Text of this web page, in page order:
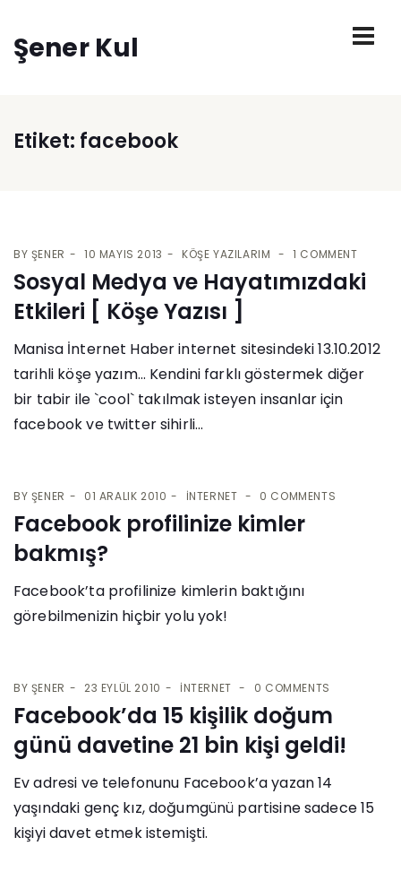
Şener Kul
Etiket: facebook
BY ŞENER 10 MAYIS 2013 KÖŞE YAZILARIM 1 COMMENT
Sosyal Medya ve Hayatımızdaki
Etkileri [ Köşe Yazısı ]
Manisa İnternet Haber internet sitesindeki 13.10.2012
tarihli köşe yazım… Kendini farklı göstermek diğer
bir tabir ile `cool` takılmak isteyen insanlar için
facebook ve twitter sihirli...
BY ŞENER 01 ARALIK 2010 İNTERNET 0 COMMENTS
Facebook profilinize kimler
bakmış?
Facebook’ta profilinize kimlerin baktığını
görebilmenizin hiçbir yolu yok!
BY ŞENER 23 EYLÜL 2010 İNTERNET 0 COMMENTS
Facebook’da 15 kişilik doğum
günü davetine 21 bin kişi geldi!
Ev adresi ve telefonunu Facebook’a yazan 14
yaşındaki genç kız, doğumgünü partisine sadece 15
kişiyi davet etmek istemişti.